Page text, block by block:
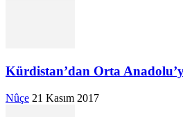
Kürdistan’dan Orta
Nûçe 21 Kasım 2017